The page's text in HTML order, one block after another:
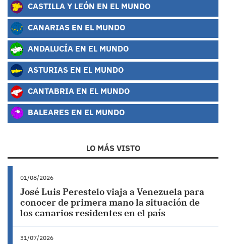
CASTILLA Y LEÓN EN EL MUNDO
CANARIAS EN EL MUNDO
ANDALUCÍA EN EL MUNDO
ASTURIAS EN EL MUNDO
CANTABRIA EN EL MUNDO
BALEARES EN EL MUNDO
LO MÁS VISTO
01/08/2026
José Luis Perestelo viaja a Venezuela para
conocer de primera mano la situación de
los canarios residentes en el país
31/07/2026